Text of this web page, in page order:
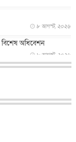
৮ আগস্ট, ২০২৬
বিশেষ অধিবেশন
৮ আগস্ট, ২০২৬
রায়ের স্বপ...
সৌদি আরবকে কতটা ন...
অপরাধে অস্বস্তি...